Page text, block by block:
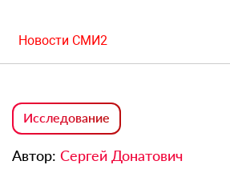
Новости СМИ2
Исследование
Автор: Сергей Донатович